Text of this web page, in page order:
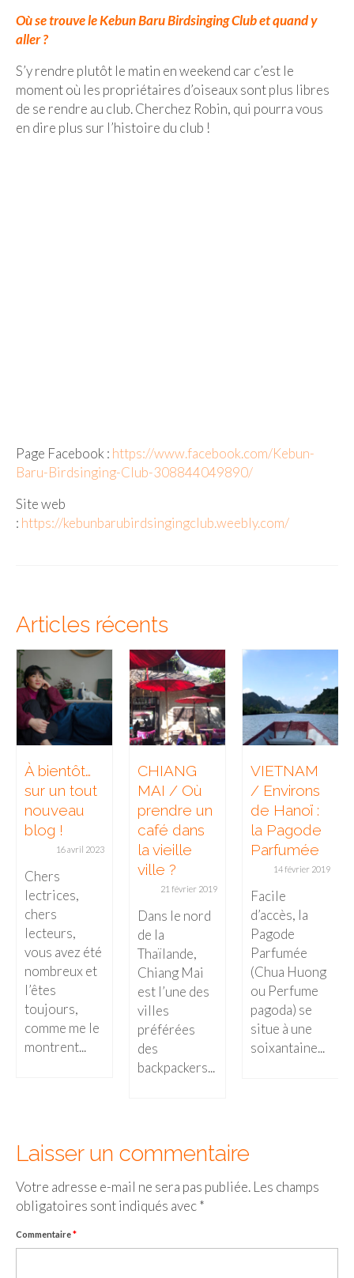
Où se trouve le Kebun Baru Birdsinging Club et quand y
aller ?
S’y rendre plutôt le matin en weekend car c’est le
moment où les propriétaires d’oiseaux sont plus libres
de se rendre au club. Cherchez Robin, qui pourra vous
en dire plus sur l’histoire du club !
Page Facebook : https://www.facebook.com/Kebun-
Baru-Birdsinging-Club-308844049890/
Site web
: https://kebunbarubirdsingingclub.weebly.com/
Articles récents
À bientôt…
sur un tout
nouveau
blog !
16 avril 2023
Chers
lectrices,
chers
lecteurs,
vous avez été
nombreux et
l’êtes
toujours,
comme me le
montrent...
CHIANG
MAI / Où
prendre un
café dans
la vieille
ville ?
21 février 2019
Dans le nord
de la
Thaïlande,
Chiang Mai
est l’une des
villes
préférées
des
backpackers...
VIETNAM
/ Environs
de Hanoï :
la Pagode
Parfumée
14 février 2019
Facile
d’accès, la
Pagode
Parfumée
(Chua Huong
ou Perfume
pagoda) se
situe à une
soixantaine...
Laisser un commentaire
Votre adresse e-mail ne sera pas publiée. Les champs
obligatoires sont indiqués avec*
Commentaire*